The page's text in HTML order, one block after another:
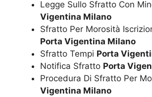
Legge Sullo Sfratto Con
Vigentina Milano
Sfratto Per Morosità
Porta Vigentina Milano
Sfratto Tempi Porta
Notifica Sfratto Porta
Procedura Di Sfratto Per
Vigentina Milano